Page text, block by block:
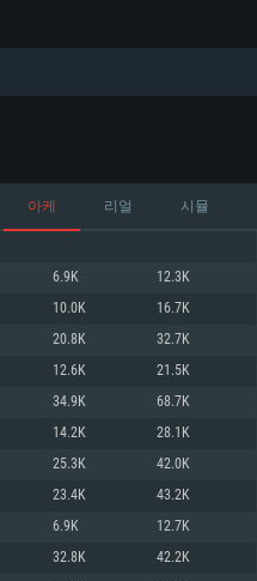
구사항
은 지원하지 않습니다)
아케 리얼 시뮬
6.9K 12.3K
10.0K 16.7K
20.8K 32.7K
12.6K 21.5K
34.9K 68.7K
14.2K 28.1K
25.3K 42.0K
23.4K 43.2K
6.9K 12.7K
32.8K 42.2K